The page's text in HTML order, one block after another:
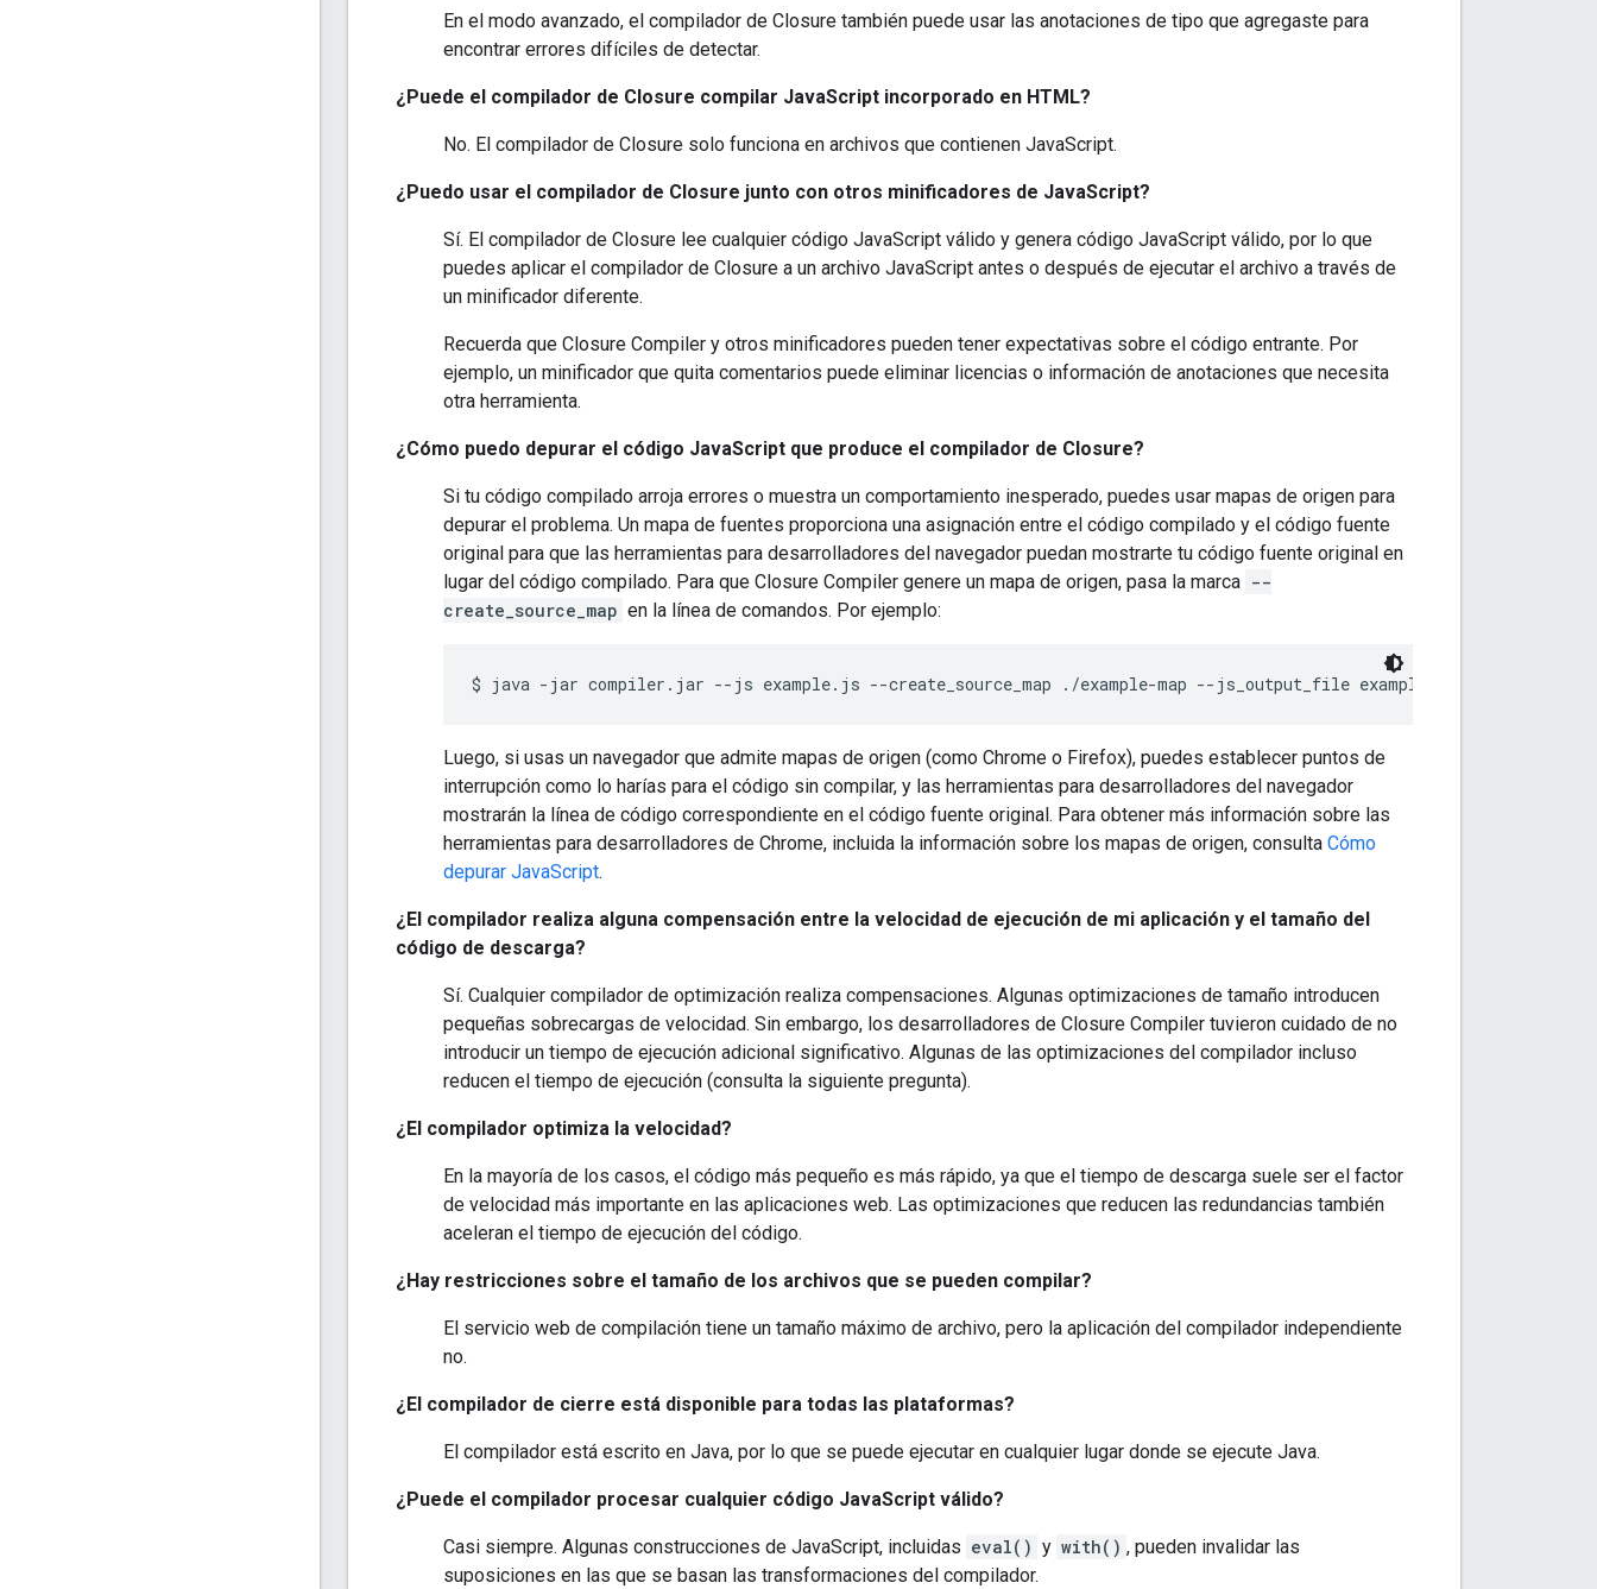
En el modo avanzado, el compilador de Closure también puede usar las anotaciones de tipo que agregaste para
encontrar errores difíciles de detectar.
¿Puede el compilador de Closure compilar JavaScript incorporado en HTML?
No. El compilador de Closure solo funciona en archivos que contienen JavaScript.
¿Puedo usar el compilador de Closure junto con otros minificadores de JavaScript?
Sí. El compilador de Closure lee cualquier código JavaScript válido y genera código JavaScript válido, por lo que
puedes aplicar el compilador de Closure a un archivo JavaScript antes o después de ejecutar el archivo a través de
un minificador diferente.
Recuerda que Closure Compiler y otros minificadores pueden tener expectativas sobre el código entrante. Por
ejemplo, un minificador que quita comentarios puede eliminar licencias o información de anotaciones que necesita
otra herramienta.
¿Cómo puedo depurar el código JavaScript que produce el compilador de Closure?
Si tu código compilado arroja errores o muestra un comportamiento inesperado, puedes usar mapas de origen para
depurar el problema. Un mapa de fuentes proporciona una asignación entre el código compilado y el código fuente
original para que las herramientas para desarrolladores del navegador puedan mostrarte tu código fuente original en
lugar del código compilado. Para que Closure Compiler genere un mapa de origen, pasa la marca --
create_source_map en la línea de comandos. Por ejemplo:
$ java -jar compiler.jar --js example.js --create_source_map ./example-map --js_output_file example-compiled.js
Luego, si usas un navegador que admite mapas de origen (como Chrome o Firefox), puedes establecer puntos de
interrupción como lo harías para el código sin compilar, y las herramientas para desarrolladores del navegador
mostrarán la línea de código correspondiente en el código fuente original. Para obtener más información sobre las
herramientas para desarrolladores de Chrome, incluida la información sobre los mapas de origen, consulta Cómo
depurar JavaScript.
¿El compilador realiza alguna compensación entre la velocidad de ejecución de mi aplicación y el tamaño del
código de descarga?
Sí. Cualquier compilador de optimización realiza compensaciones. Algunas optimizaciones de tamaño introducen
pequeñas sobrecargas de velocidad. Sin embargo, los desarrolladores de Closure Compiler tuvieron cuidado de no
introducir un tiempo de ejecución adicional significativo. Algunas de las optimizaciones del compilador incluso
reducen el tiempo de ejecución (consulta la siguiente pregunta).
¿El compilador optimiza la velocidad?
En la mayoría de los casos, el código más pequeño es más rápido, ya que el tiempo de descarga suele ser el factor
de velocidad más importante en las aplicaciones web. Las optimizaciones que reducen las redundancias también
aceleran el tiempo de ejecución del código.
¿Hay restricciones sobre el tamaño de los archivos que se pueden compilar?
El servicio web de compilación tiene un tamaño máximo de archivo, pero la aplicación del compilador independiente
no.
¿El compilador de cierre está disponible para todas las plataformas?
El compilador está escrito en Java, por lo que se puede ejecutar en cualquier lugar donde se ejecute Java.
¿Puede el compilador procesar cualquier código JavaScript válido?
Casi siempre. Algunas construcciones de JavaScript, incluidas eval() y with() , pueden invalidar las
suposiciones en las que se basan las transformaciones del compilador.